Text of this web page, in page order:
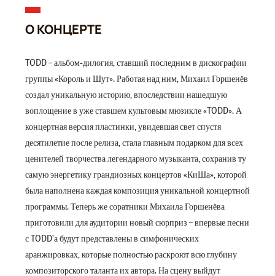
О КОНЦЕРТЕ
TODD – альбом-дилогия, ставший последним в дискографии
группы «Король и Шут». Работая над ним, Михаил Горшенёв
создал уникальную историю, впоследствии нашедшую
воплощение в уже ставшем культовым мюзикле «TODD». А
концертная версия пластинки, увидевшая свет спустя
десятилетие после релиза, стала главным подарком для всех
ценителей творчества легендарного музыканта, сохранив ту
самую энергетику грандиозных концертов «КиШа», которой
была наполнена каждая композиция уникальной концертной
программы. Теперь же соратники Михаила Горшенёва
приготовили для аудитории новый сюрприз – впервые песни
с TODD’а будут представлены в симфонических
аранжировках, которые полностью раскроют всю глубину
композиторского таланта их автора. На сцену выйдут